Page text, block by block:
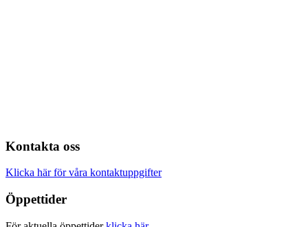
Kontakta oss
Klicka här för våra kontaktuppgifter
Öppettider